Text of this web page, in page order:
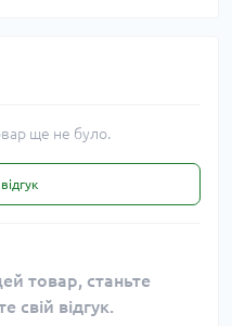
ще не було.
товар, станьте
свій відгук.